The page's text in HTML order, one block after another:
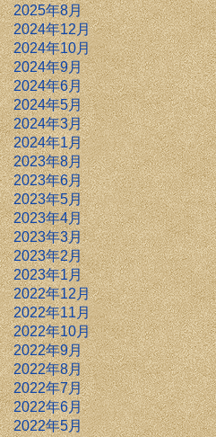
2025年8月
2024年12月
2024年10月
2024年9月
2024年6月
2024年5月
2024年3月
2024年1月
2023年8月
2023年6月
2023年5月
2023年4月
2023年3月
2023年2月
2023年1月
2022年12月
2022年11月
2022年10月
2022年9月
2022年8月
2022年7月
2022年6月
2022年5月